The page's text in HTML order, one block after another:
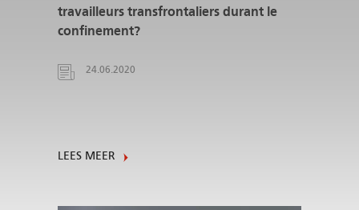
travailleurs transfrontaliers durant le
confinement?
24.06.2020
LEES MEER